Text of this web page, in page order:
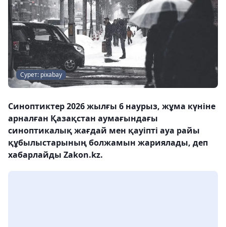
Сурет: pixabay
Синоптиктер 2026 жылғы 6 наурыз, жұма күніне
арналған Қазақстан аумағындағы
синоптикалық жағдай мен қауіпті ауа райы
құбылыстарының болжамын жариялады, деп
хабарлайды Zakon.kz.